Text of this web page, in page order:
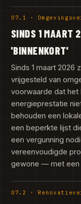
07.1 ·
SINDS 1 MAART
'BINNENKORT'
Sinds 1 maart 2026
vrijgesteld van
voorwaarde dat het
energieprestatie
behouden een
een beperkte lijst
een vergunning
vereenvoudigde
gewone — met een
07.2 ·